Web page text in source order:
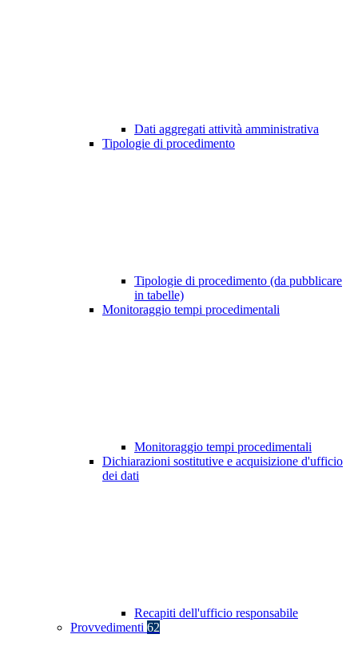
Dati aggregati attività amministrativa
Tipologie di procedimento
Tipologie di procedimento (da pubblicare
in tabelle)
Monitoraggio tempi procedimentali
Monitoraggio tempi procedimentali
Dichiarazioni sostitutive e acquisizione d'ufficio
dei dati
Recapiti dell'ufficio responsabile
Provvedimenti 62